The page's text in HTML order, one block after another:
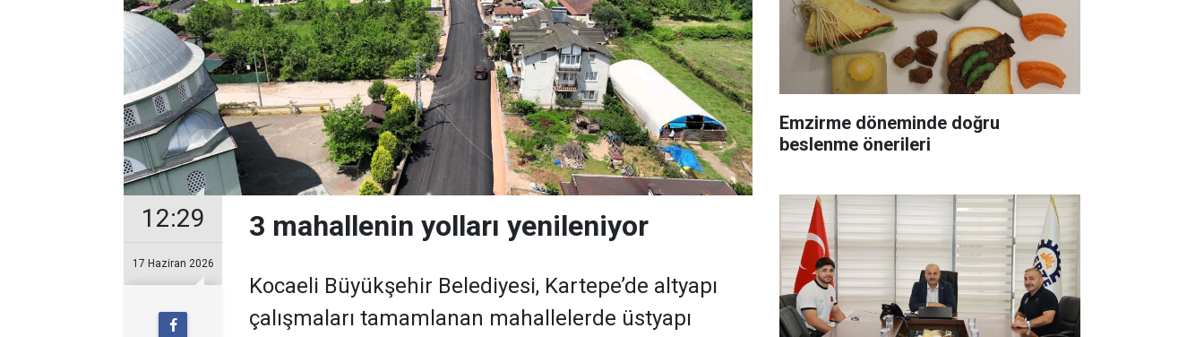
12:29
17 Haziran 2026
3 mahallenin yolları yenileniyor
Kocaeli Büyükşehir Belediyesi, Kartepe’de altyapı
çalışmaları tamamlanan mahallelerde üstyapı
Emzirme döneminde doğru
beslenme önerileri